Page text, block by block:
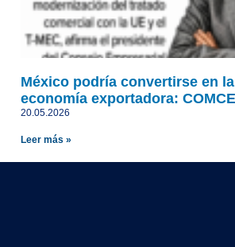
México podría convertirse en
economía exportadora: COMCE
20.05.2026
Leer más »